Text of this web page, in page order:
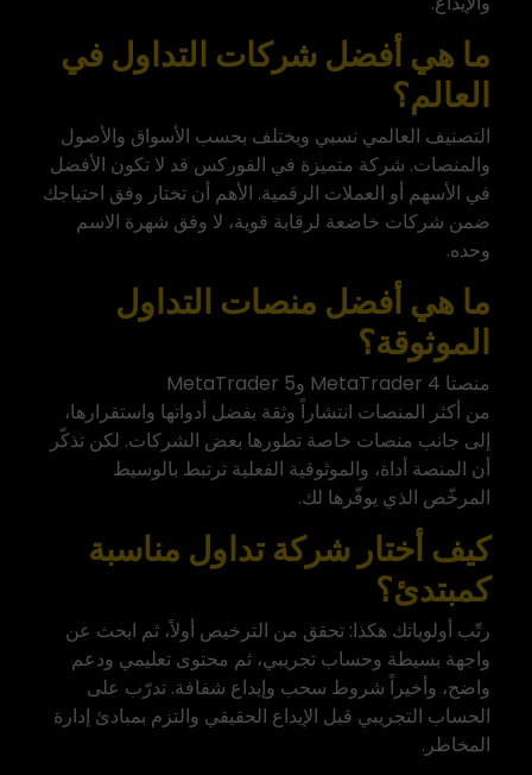
ما هي أفضل شركات التداول في
العالم؟
التصنيف العالمي نسبي ويختلف بحسب الأسواق والأصول
والمنصات. شركة متميزة في الفوركس قد لا تكون الأفضل
في الأسهم أو العملات الرقمية. الأهم أن تختار وفق احتياجك
ضمن شركات خاضعة لرقابة قوية، لا وفق شهرة الاسم
وحده.
ما هي أفضل منصات التداول
الموثوقة؟
منصتا MetaTrader 4 وMetaTrader 5
من أكثر المنصات انتشاراً وثقة بفضل أدواتها واستقرارها،
إلى جانب منصات خاصة تطورها بعض الشركات. لكن تذكّر
أن المنصة أداة، والموثوقية الفعلية ترتبط بالوسيط
المرخّص الذي يوفّرها لك.
كيف أختار شركة تداول مناسبة
كمبتدئ؟
رتّب أولوياتك هكذا: تحقق من الترخيص أولاً، ثم ابحث عن
واجهة بسيطة وحساب تجريبي، ثم محتوى تعليمي ودعم
واضح، وأخيراً شروط سحب وإيداع شفافة. تدرّب على
الحساب التجريبي قبل الإيداع الحقيقي والتزم بمبادئ إدارة
المخاطر.